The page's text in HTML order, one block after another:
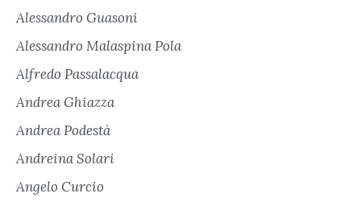
Alessandro Guasoni
Alessandro Malaspina Pola
Alfredo Passalacqua
Andrea Ghiazza
Andrea Podestà
Andreina Solari
Angelo Curcio